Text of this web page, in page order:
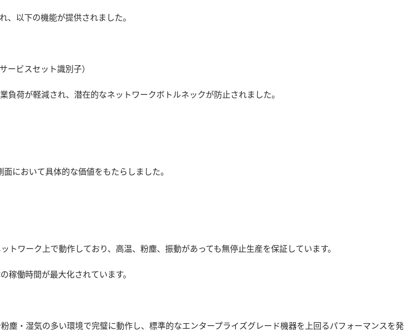
、以下の機能が提供されました。
ービスセット識別子）
荷が軽減され、潜在的なネットワークボトルネックが防止されました。
において具体的な価値をもたらしました。
トワーク上で動作しており、高温、粉塵、振動があっても無停止生産を保証しています。
稼働時間が最大化されています。
塵・湿気の多い環境で完璧に動作し、標準的なエンタープライズグレード機器を上回るパフォーマンスを発